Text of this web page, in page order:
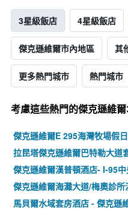
3星級飯店 4星級飯店
傑克遜維爾市內地區 其
更多熱門城市 熱門城市
考慮這些熱門的傑克遜維
傑克遜維爾E 295海灣牧場假
拉昆塔傑克遜維爾巴特勒大道
傑克遜維爾漢普頓酒店- I-95
傑克遜維爾海灘大道/梅奧診所
馬貝爾水域套房酒店 - 傑克遜